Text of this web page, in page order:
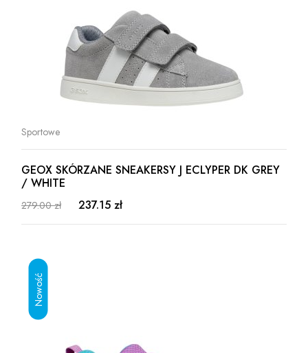
Sportowe
GEOX SKÓRZANE SNEAKERSY J ECLYPER DK GREY
/ WHITE
279.00 zł 237.15 zł